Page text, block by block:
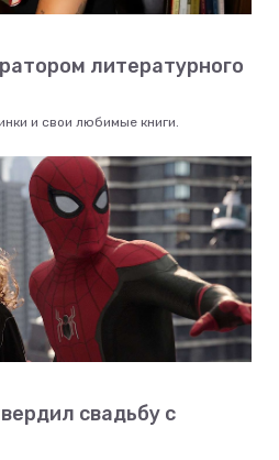
литературного
и свои любимые книги.
свадьбу с